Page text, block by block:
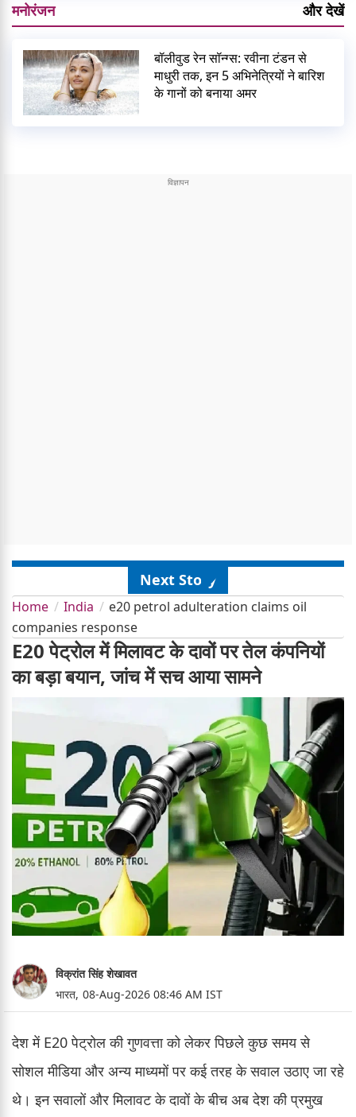
मनोरंजन और देखें
बॉलीवुड रेन सॉन्ग्स: रवीना टंडन से
माधुरी तक, इन 5 अभिनेत्रियों ने बारिश
के गानों को बनाया अमर
Next Story
Home India
e20 petrol adulteration claims oil
companies response
E20 पेट्रोल में मिलावट के दावों पर तेल कंपनियों
का बड़ा बयान, जांच में सच आया सामने
विक्रांत सिंह शेखावत
भारत, 08-Aug-2026 08:46 AM IST
देश में E20 पेट्रोल की गुणवत्ता को लेकर पिछले कुछ समय से
सोशल मीडिया और अन्य माध्यमों पर कई तरह के सवाल उठाए जा रहे
थे। इन सवालों और मिलावट के दावों के बीच अब देश की प्रमुख